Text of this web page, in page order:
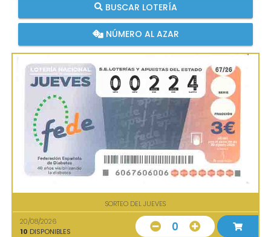
BUSCAR LOTERÍA
NÚMERO AL AZAR
SORTEO DEL JUEVES
20/08/2026
10 DISPONIBLES 0